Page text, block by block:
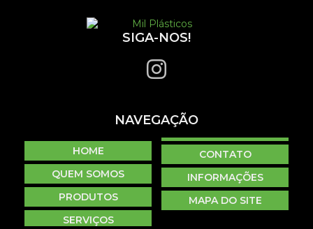
SIGA-NOS!
NAVEGAÇÃO
HOME
QUEM SOMOS
PRODUTOS
SERVIÇOS
CONTATO
INFORMAÇÕES
MAPA DO SITE